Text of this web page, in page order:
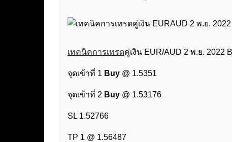
เทคนิคการเทรดคู่เงิน EUR/AUD 2 พ.ย. 2022
จุดเข้าที่ 1 Buy @ 1.5351
จุดเข้าที่ 2 Buy @ 1.53176
SL 1.52766
TP 1 @ 1.56487